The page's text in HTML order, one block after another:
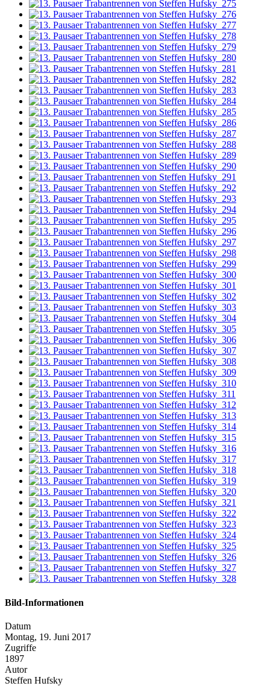
Bild-Informationen
Datum
Montag, 19. Juni 2017
Zugriffe
1897
Autor
Steffen Hufsky